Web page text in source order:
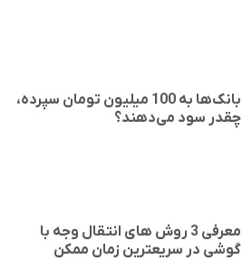
بانک‌ها به 100 میلیون تومان سپرده،
چقدر سود می‌دهند؟
معرفی 3 روش های انتقال وجه با
گوشی در سریعترین زمان ممکن